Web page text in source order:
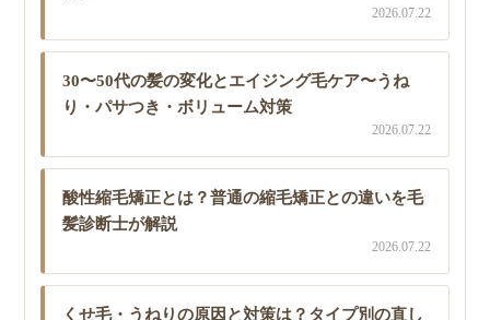
2026.07.22
30〜50代の髪の変化とエイジング毛ケア〜うね
り・パサつき・ボリューム対策
2026.07.22
酸性縮毛矯正とは？普通の縮毛矯正との違いを毛
髪診断士が解説
2026.07.22
くせ毛・うねりの原因と対策は？タイプ別の直し